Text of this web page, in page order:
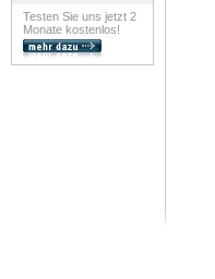
Testen Sie uns jetzt 2
Monate kostenlos!